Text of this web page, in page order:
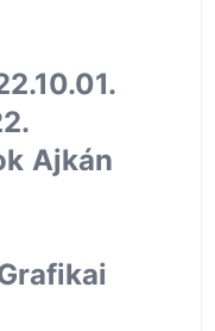
Ajkán